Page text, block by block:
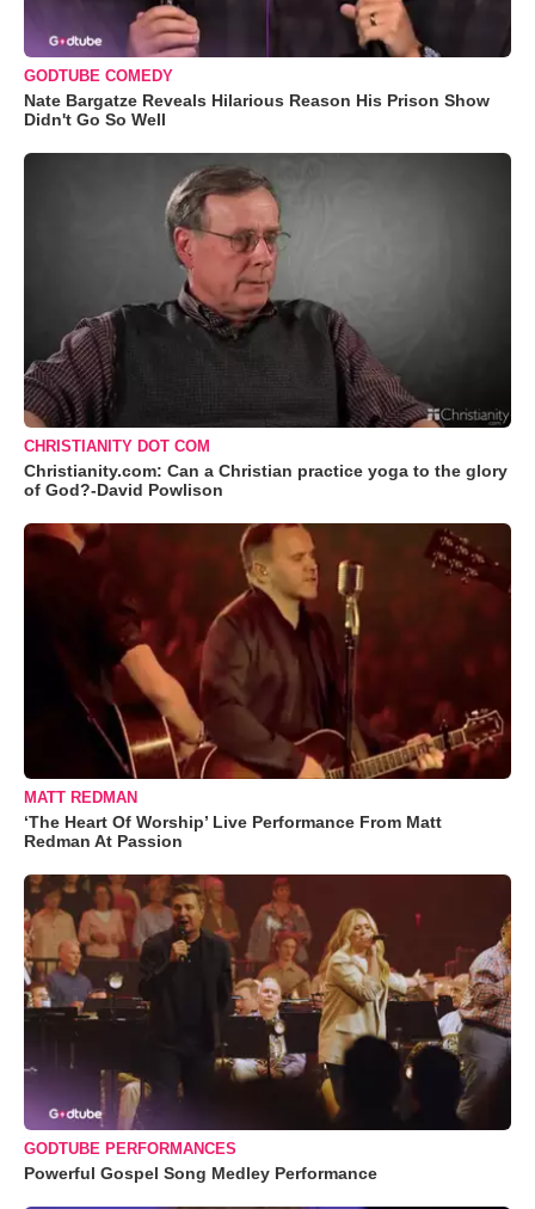
GODTUBE COMEDY
Nate Bargatze Reveals Hilarious Reason His Prison Show
Didn't Go So Well
CHRISTIANITY DOT COM
Christianity.com: Can a Christian practice yoga to the glory
of God?-David Powlison
MATT REDMAN
‘The Heart Of Worship’ Live Performance From Matt
Redman At Passion
GODTUBE PERFORMANCES
Powerful Gospel Song Medley Performance